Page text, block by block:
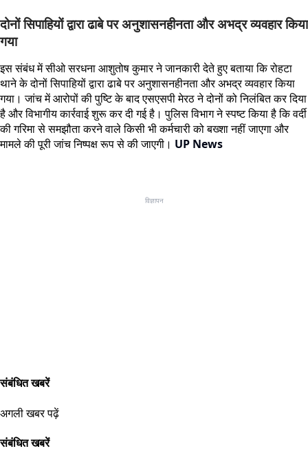
दोनों सिपाहियों द्वारा ढाबे पर अनुशासनहीनता और अभद्र व्यवहार किया
गया
इस संबंध में सीओ सरधना आशुतोष कुमार ने जानकारी देते हुए बताया कि रोहटा
थाने के दोनों सिपाहियों द्वारा ढाबे पर अनुशासनहीनता और अभद्र व्यवहार किया
गया। जांच में आरोपों की पुष्टि के बाद एसएसपी मेरठ ने दोनों को निलंबित कर दिया
है और विभागीय कार्रवाई शुरू कर दी गई है। पुलिस विभाग ने स्पष्ट किया है कि वर्दी
की गरिमा से समझौता करने वाले किसी भी कर्मचारी को बख्शा नहीं जाएगा और
मामले की पूरी जांच निष्पक्ष रूप से की जाएगी। UP News
विज्ञापन
संबंधित खबरें
अगली खबर पढ़ें
संबंधित खबरें